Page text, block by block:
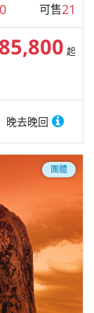
0 可售21
晚去晚回
起
團體